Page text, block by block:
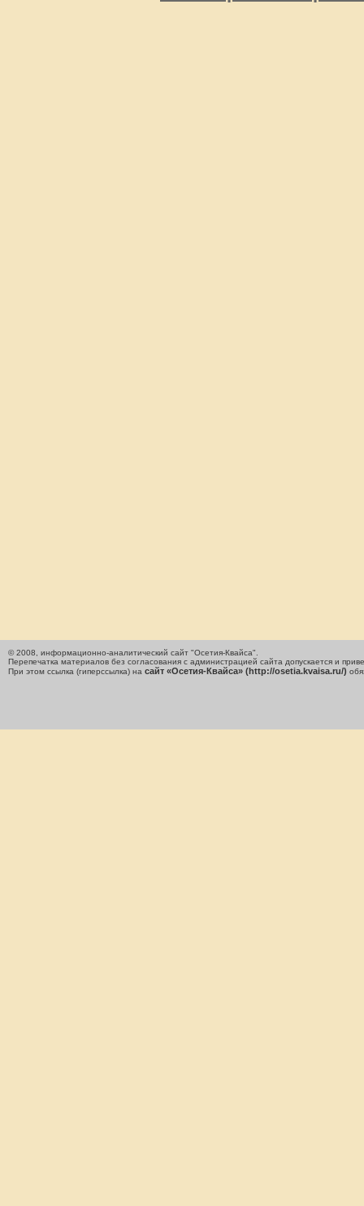
© 2008, информационно-аналитический сайт "Осетия-Квайса".
Перепечатка материалов без согласования с администрацией сайта допускается и
При этом ссылка (гиперссылка) на сайт «Осетия-Квайса» (http://osetia.kvaisa.ru/)